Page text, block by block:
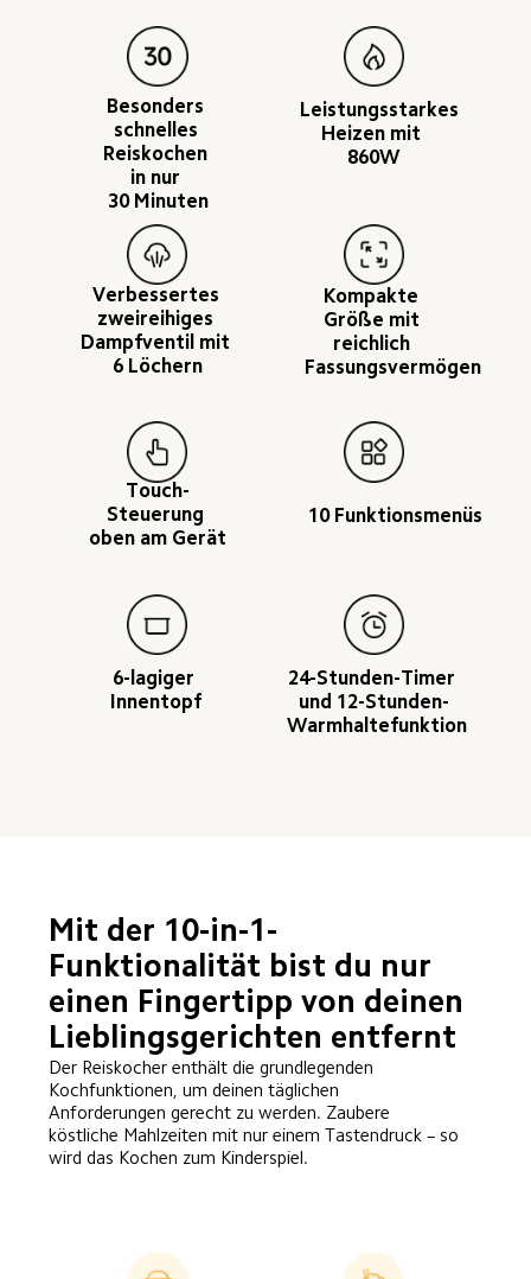
Besonders
schnelles
Reiskochen
in nur
30 Minuten
Leistungsstarkes
Heizen mit
860W
Verbessertes
zweireihiges
Dampfventil mit
6 Löchern
Kompakte
Größe mit
reichlich
Fassungsvermögen
Touch-
Steuerung
oben am Gerät
10 Funktionsmenüs
6-lagiger
Innentopf
24-Stunden-Timer
und 12-Stunden-
Warmhaltefunktion
Mit der 10-in-1-
Funktionalität bist du nur
einen Fingertipp von deinen
Lieblingsgerichten entfernt
Der Reiskocher enthält die grundlegenden
Kochfunktionen, um deinen täglichen
Anforderungen gerecht zu werden. Zaubere
köstliche Mahlzeiten mit nur einem Tastendruck – so
wird das Kochen zum Kinderspiel.